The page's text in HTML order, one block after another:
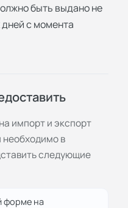
быть выдано не
с момента
импорт и экспорт
необходимо в
следующие
форме на